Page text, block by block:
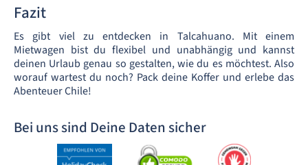
Fazit
Es gibt viel zu entdecken in Talcahuano. Mit einem
Mietwagen bist du flexibel und unabhängig und kannst
deinen Urlaub genau so gestalten, wie du es möchtest. Also
worauf wartest du noch? Pack deine Koffer und erlebe das
Abenteuer Chile!
Bei uns sind Deine Daten sicher